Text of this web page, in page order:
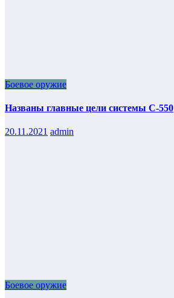
Боевое оружие
Названы главные цели системы С-550
20.11.2021 admin
Боевое оружие